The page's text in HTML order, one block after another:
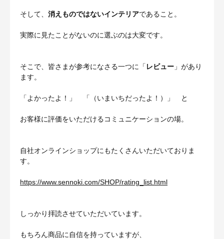
そして、 消えものではないインテリアであること。
実際に見たことがないのに選ぶのは大変です。
そこで、皆さまが参考になさる一つに「レビュー 」があり
ます。
「よかったよ！」 「（いまいちだったよ！）」 と
お客様に評価をいただけるコミュニケーションの場。
自社オンラインショップにもたくさんいただいておりま
す。
https://www.sennoki.com/SHOP/rating_list.html
しっかり拝読させていただいています。
もちろん商品に自信を持っていますが、